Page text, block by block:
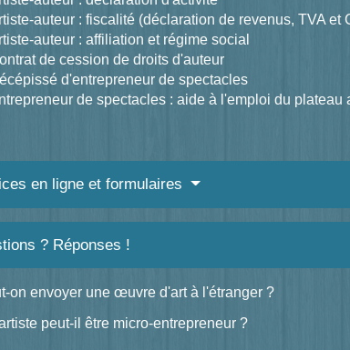
auteur : fiscalité (déclaration de revenus, TVA et
auteur : affiliation et régime social
de cession de droits d'auteur
d'entrepreneur de spectacles
de spectacles : aide à l'emploi du plateau
en ligne et formulaires
? Réponses !
on envoyer une œuvre d'art à l'étranger ?
peut-il être micro-entrepreneur ?